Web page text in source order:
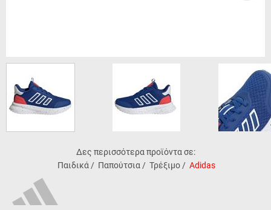
Δες περισσότερα προϊόντα σε:
Παιδικά / Παπούτσια / Τρέξιμο / Adidas